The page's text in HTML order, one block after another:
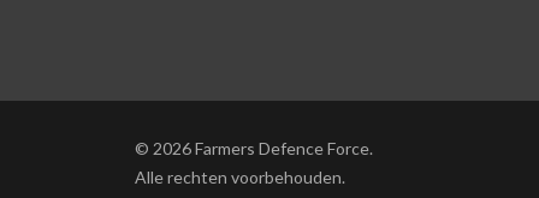
© 2026 Farmers Defence Force.
Alle rechten voorbehouden.